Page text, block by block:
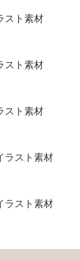
スト素材
スト素材
スト素材
ラスト素材
ラスト素材